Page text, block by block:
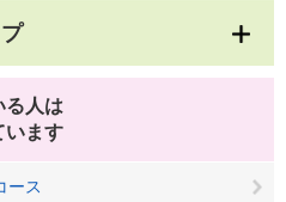
る人は
います
ース